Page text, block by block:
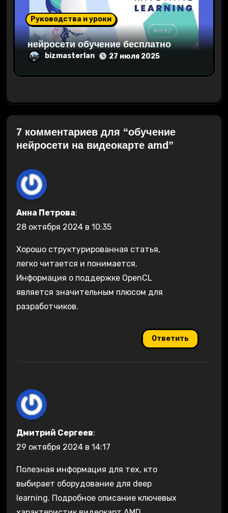
Руководства и уроки
нейросети обучение бесплатно
bizmasterlan 27 июля 2025
7 комментариев для “обучение
нейросети на видеокарте amd”
Анна Петрова:
28 октября 2024 в 10:35
Хорошо структурированная статья,
легко читается и понимается.
Информация о поддержке OpenCL
является значительным плюсом для
разработчиков.
Ответить
Дмитрий Сергеев:
29 октября 2024 в 14:17
Полезная информация для тех, кто
выбирает оборудование для deep
learning. Подробное описание ключевых